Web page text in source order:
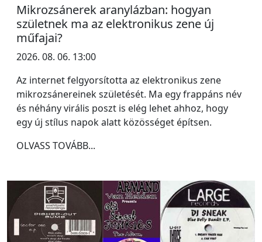
Mikrozsánerek aranylázban: hogyan
születnek ma az elektronikus zene új
műfajai?
2026. 08. 06. 13:00
Az internet felgyorsította az elektronikus zene
mikrozsánereinek születését. Ma egy frappáns név
és néhány virális poszt is elég lehet ahhoz, hogy
egy új stílus napok alatt közösséget építsen.
OLVASS TOVÁBB...